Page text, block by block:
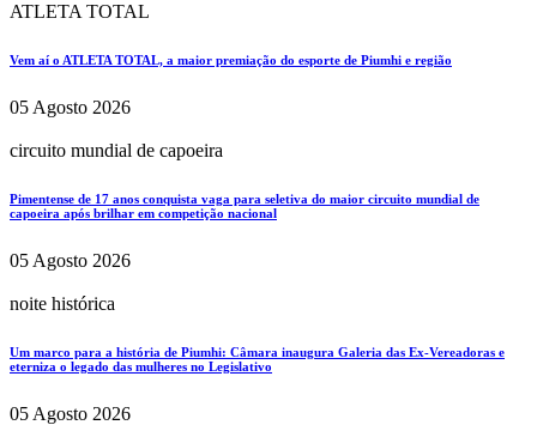
ATLETA TOTAL
Vem aí o ATLETA TOTAL, a maior premiação do esporte de Piumhi e região
05 Agosto 2026
circuito mundial de capoeira
Pimentense de 17 anos conquista vaga para seletiva do maior circuito mundial de
capoeira após brilhar em competição nacional
05 Agosto 2026
noite histórica
Um marco para a história de Piumhi: Câmara inaugura Galeria das Ex-Vereadoras e
eterniza o legado das mulheres no Legislativo
05 Agosto 2026